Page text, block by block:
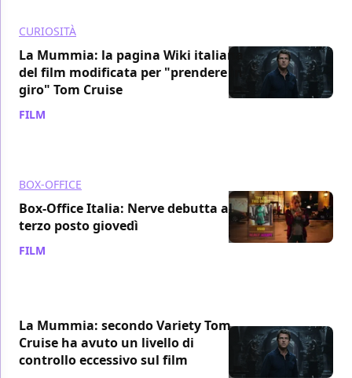
CURIOSITÀ
La Mummia: la pagina Wiki italiana
del film modificata per "prendere in
giro" Tom Cruise
FILM
BOX-OFFICE
Box-Office Italia: Nerve debutta al
terzo posto giovedì
FILM
La Mummia: secondo Variety Tom
Cruise ha avuto un livello di
controllo eccessivo sul film